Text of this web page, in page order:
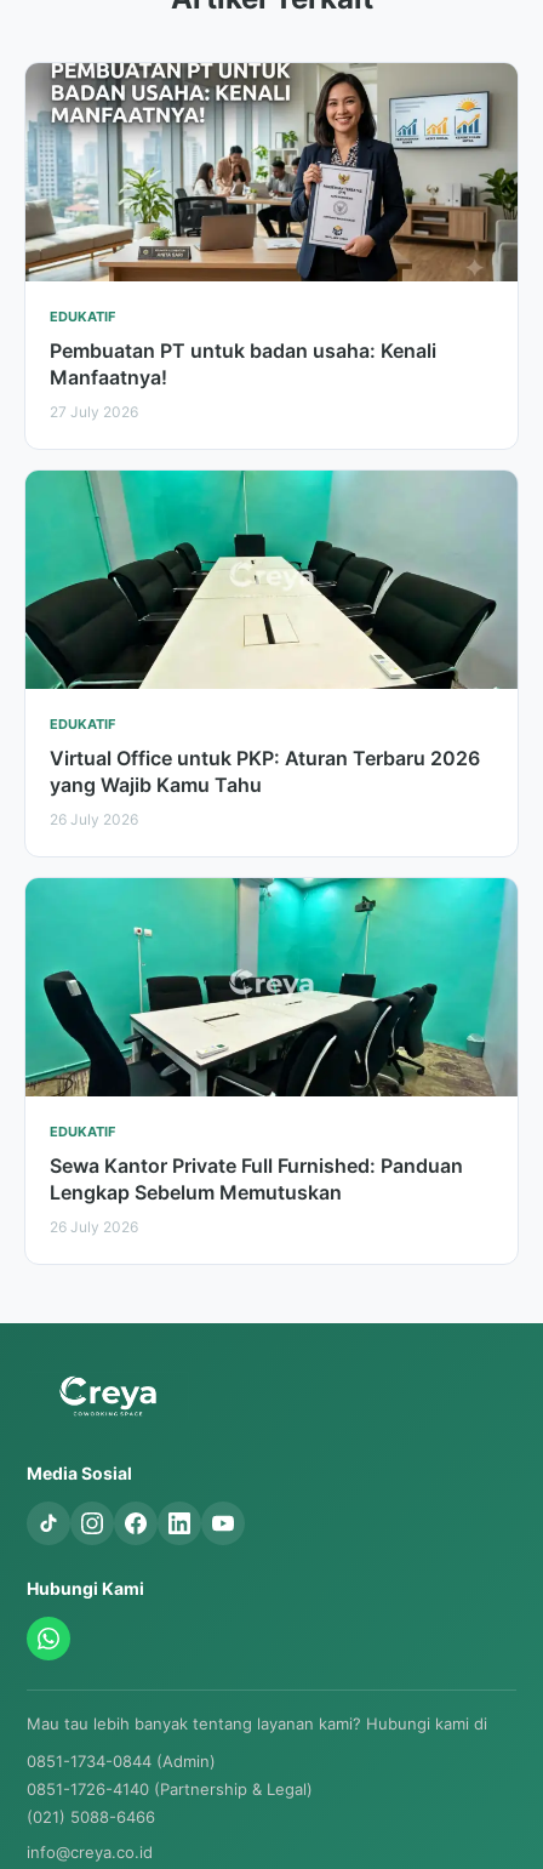
EDUKATIF
Pembuatan PT untuk badan usaha: Kenali
Manfaatnya!
27 July 2026
EDUKATIF
Virtual Office untuk PKP: Aturan Terbaru 2026
yang Wajib Kamu Tahu
26 July 2026
EDUKATIF
Sewa Kantor Private Full Furnished: Panduan
Lengkap Sebelum Memutuskan
26 July 2026
Media Sosial
Hubungi Kami
Mau tau lebih banyak tentang layanan kami? Hubungi kami di
0851-1734-0844 (Admin)
0851-1726-4140 (Partnership & Legal)
(021) 5088-6466
info@creya.co.id